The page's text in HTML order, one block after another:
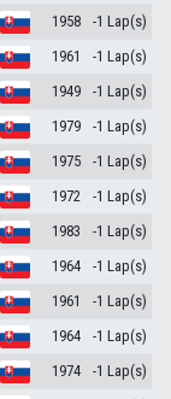
1958
-1 Lap(s)
1961
-1 Lap(s)
1949
-1 Lap(s)
1979
-1 Lap(s)
1975
-1 Lap(s)
1972
-1 Lap(s)
1983
-1 Lap(s)
1964
-1 Lap(s)
1961
-1 Lap(s)
1964
-1 Lap(s)
1974
-1 Lap(s)